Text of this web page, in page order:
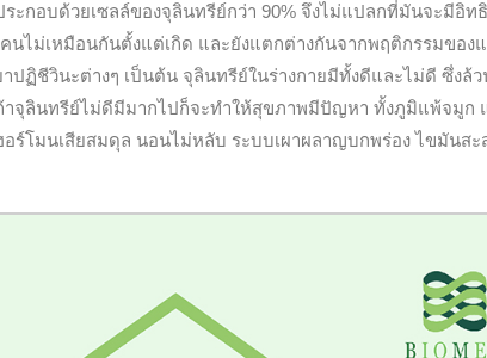
ระกอบด้วยเซลล์ของจุลินทรีย์กว่า 90% จึงไม่แปลกที่มันจะมีอิท
นไม่เหมือนกันตั้งแต่เกิด และยังแตกต่างกันจากพฤติกรรมของ
ปฏิชีวินะต่างๆ เป็นต้น จุลินทรีย์ในร่างกายมีทั้งดีและไม่ดี ซึ่งล้
าจุลินทรีย์ไม่ดีมีมากไปก็จะทำให้สุขภาพมีปัญหา ทั้งภูมิแพ้จมูก
อร์โมนเสียสมดุล นอนไม่หลับ ระบบเผาผลาญบกพร่อง ไขมันสะ